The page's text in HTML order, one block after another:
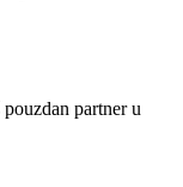
partner u